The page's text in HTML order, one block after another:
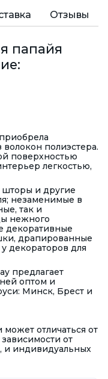
Отзывы
папайя
волокон полиэстера.
поверхностью
легкостью,
и другие
незаменимые в
так и
нежного
декоративные
драпированные
декораторов для
предлагает
оптом и
Минск, Брест и
отличаться от
от
и индивидуальных